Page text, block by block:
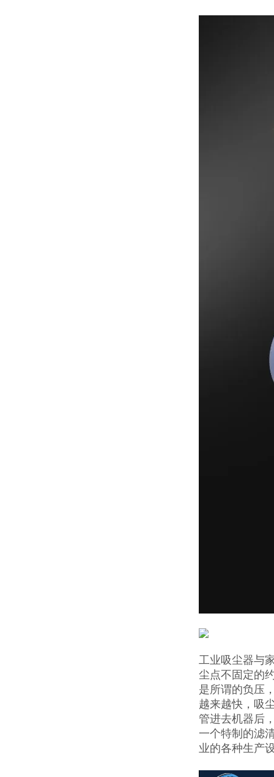
工业吸尘器与
尘点不固定的
是所谓的负压
越来越快，吸
管进去机器后
一个特制的滤
业的各种生产